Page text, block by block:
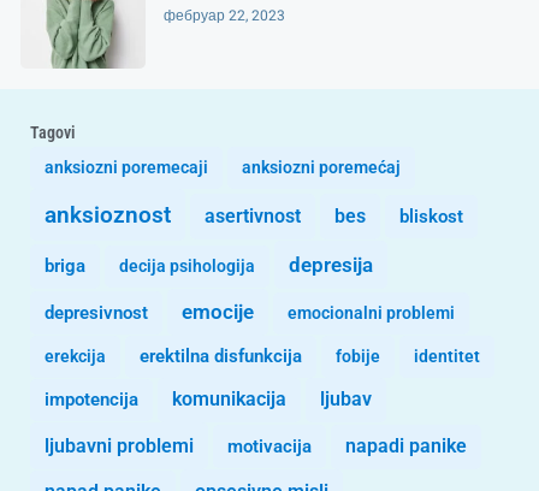
фебруар 22, 2023
Tagovi
anksiozni poremecaji
anksiozni poremećaj
anksioznost asertivnost bes bliskost
briga decija psihologija depresija
depresivnost emocije emocionalni problemi
erekcija erektilna disfunkcija fobije identitet
impotencija komunikacija ljubav
ljubavni problemi motivacija napadi panike